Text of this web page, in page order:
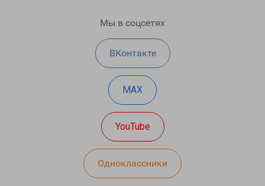
Мы в соцсетях
ВКонтакте
MAX
YouTube
Одноклассники